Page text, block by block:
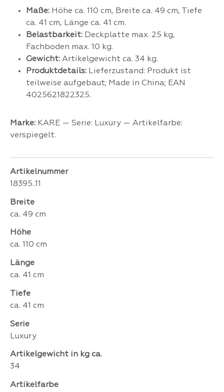
Maße: Höhe ca. 110 cm, Breite ca. 49 cm, Tiefe
ca. 41 cm, Länge ca. 41 cm.
Belastbarkeit: Deckplatte max. 25 kg,
Fachboden max. 10 kg.
Gewicht: Artikelgewicht ca. 34 kg.
Produktdetails: Lieferzustand: Produkt ist
teilweise aufgebaut; Made in China; EAN
4025621822325.
Marke: KARE — Serie: Luxury — Artikelfarbe:
verspiegelt.
Artikelnummer
18395..11
Breite
ca. 49 cm
Höhe
ca. 110 cm
Länge
ca. 41 cm
Tiefe
ca. 41 cm
Serie
Luxury
Artikelgewicht in kg ca.
34
Artikelfarbe